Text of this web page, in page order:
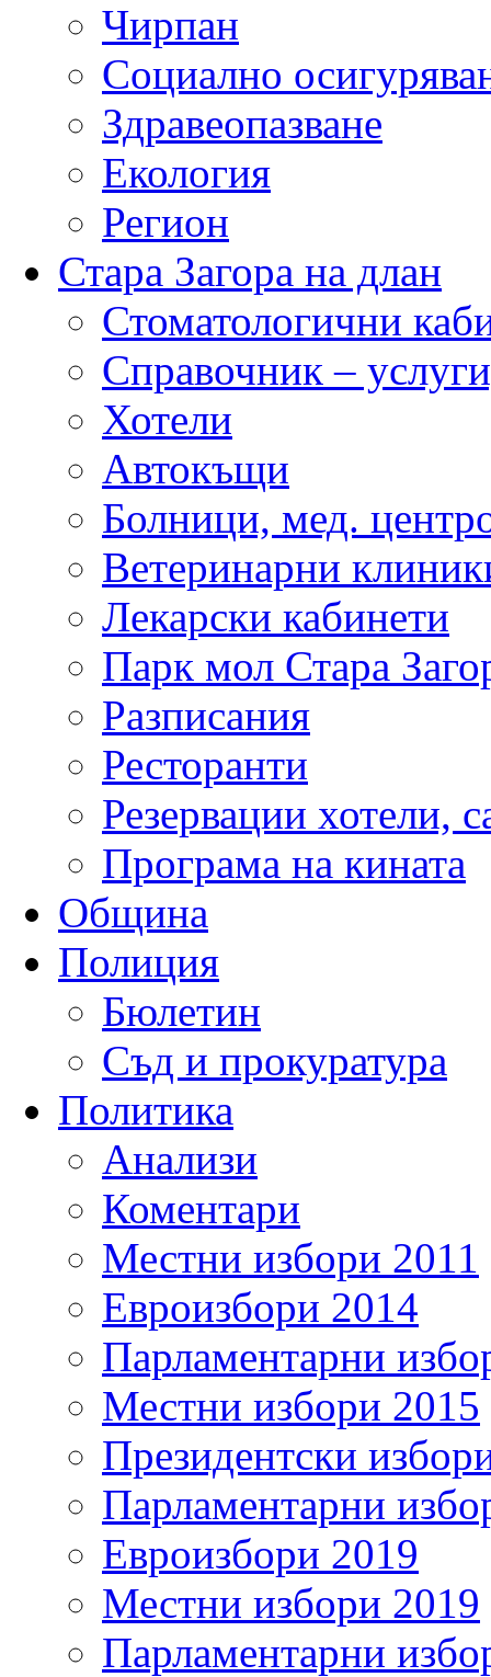
Чирпан
Социално
Здравеопазване
Екология
Регион
Стара Загора на длан
Стоматологични
Справочник –
Хотели
Автокъщи
Болници, мед.
Ветеринарни
Лекарски кабинети
Парк мол Стара
Разписания
Ресторанти
Резервации хотели,
Програма на кината
Община
Полиция
Бюлетин
Съд и прокуратура
Политика
Анализи
Коментари
Местни избори 2011
Евроизбори 2014
Парламентарни
Местни избори 2015
Президентски
Парламентарни
Евроизбори 2019
Местни избори 2019
Парламентарни